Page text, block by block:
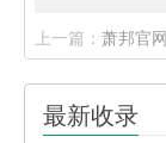
上一篇： 萧邦官网
最新收录